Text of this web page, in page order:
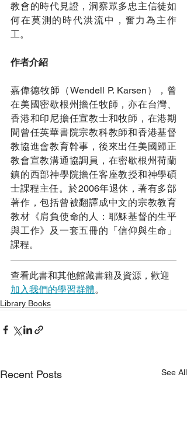
教會的時代見證，洞察眾多忠主信徒如
何在莫測的時代洪流中，奮力為主作
工。
作者介紹
嘉偉德牧師（Wendell P. Karsen），曾
在美國密歇根州擔任牧師，亦在台灣、
香港和印尼擔任宣教士和牧師，在港期
間曾任英華書院宗教科教師和香港基督
教協進會教育幹事，後來出任美國歸正
教會宣教溝通協調員，在密歇根州荷蘭
鎮的西部神學院擔任客座教授和神學碩
士課程主任。於2006年退休，著有多部
著作，包括曾被翻譯成中文的宗教教育
教材《肩負使命的人：耶穌基督的生平
與工作》及一套五冊的「信仰與生命」
課程。
查看此書和其他館藏書籍及資源，歡迎
加入我們的學習群體。
Library Books
Recent Posts See All